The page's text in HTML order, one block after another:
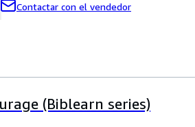
Contactar con el vendedor
(Biblearn series)